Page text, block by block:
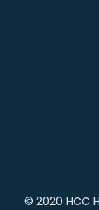
© 2020 HCC